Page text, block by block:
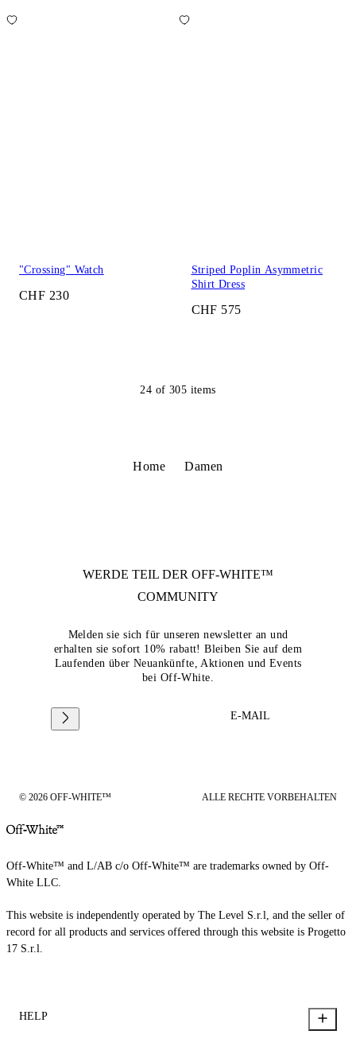
"Crossing" Watch
CHF 230
Striped Poplin Asymmetric
Shirt Dress
CHF 575
24 of 305 items
Home Damen
WERDE TEIL DER OFF-WHITE™
COMMUNITY
Melden sie sich für unseren newsletter an und
erhalten sie sofort 10% rabatt! Bleiben Sie auf dem
Laufenden über Neuankünfte, Aktionen und Events
bei Off-White.
E-MAIL
© 2026 OFF-WHITE™ ALLE RECHTE VORBEHALTEN
Off-White™ and L/AB c/o Off-White™ are trademarks owned by Off-
White LLC.
This website is independently operated by The Level S.r.l, and the seller of
record for all products and services offered through this website is Progetto
17 S.r.l.
HELP